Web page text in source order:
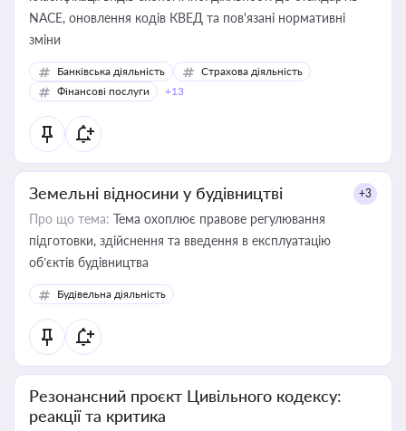
NACE, оновлення кодів КВЕД та пов'язані нормативні
зміни
Банківська діяльність
Страхова діяльність
Фінансові послуги
+13
Земельні відносини у будівництві +3
Про що тема: Тема охоплює правове регулювання
підготовки, здійснення та введення в експлуатацію
об’єктів будівництва
Будівельна діяльність
Резонансний проєкт Цивільного кодексу:
реакції та критика